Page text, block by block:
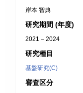
岸本 智典
研究期間 (年度)
2021 – 2024
研究種目
基盤研究(C)
審査区分